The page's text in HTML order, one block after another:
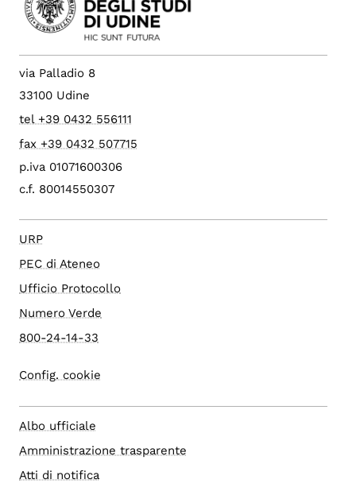
via Palladio 8
33100 Udine
tel +39 0432 556111
fax +39 0432 507715
p.iva 01071600306
c.f. 80014550307
URP
PEC di Ateneo
Ufficio Protocollo
Numero Verde
800-24-14-33
Config. cookie
Albo ufficiale
Amministrazione trasparente
Atti di notifica